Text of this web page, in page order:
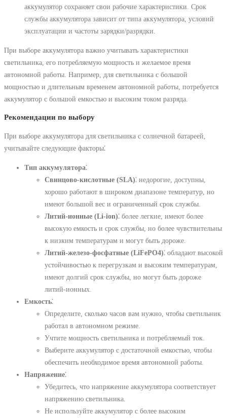
аккумулятор сохраняет свои рабочие характеристики. Срок
службы аккумулятора зависит от типа аккумулятора, условий
эксплуатации и частоты зарядки/разрядки.
При выборе аккумулятора важно учитывать характеристики
светильника, его потребляемую мощность и желаемое время
автономной работы. Например, для светильника с большой
мощностью и длительным временем автономной работы, потребуется
аккумулятор с большой емкостью и высоким током разряда.
Рекомендации по выбору
При выборе аккумулятора для светильника с солнечной батареей,
учитывайте следующие факторы⁚
Тип аккумулятора⁚
Свинцово-кислотные (SLA)⁚ недорогие, доступны,
хорошо работают в широком диапазоне температур, но
имеют большой вес и ограниченный срок службы.
Литий-ионные (Li-ion)⁚ более легкие, имеют более
высокую емкость и срок службы, но более чувствительны
к низким температурам и могут быть дороже.
Литий-железо-фосфатные (LiFePO4)⁚ обладают высокой
устойчивостью к перегрузкам и высоким температурам,
имеют долгий срок службы, но могут быть дороже
литий-ионных.
Емкость⁚
Определите, сколько часов вам нужно, чтобы светильник
работал в автономном режиме.
Учтите мощность светильника и потребляемый ток.
Выберите аккумулятор с достаточной емкостью, чтобы
обеспечить необходимое время автономной работы.
Напряжение⁚
Убедитесь, что напряжение аккумулятора соответствует
напряжению светильника.
Не используйте аккумулятор с более высоким